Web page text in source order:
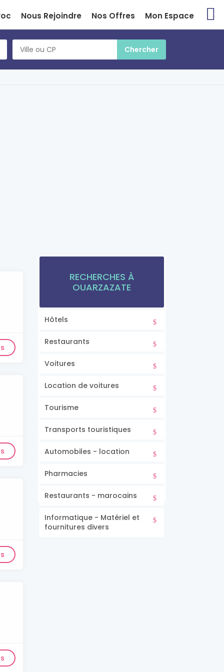
Nous Rejoindre Nos Offres Mon Espace
RECHERCHES À
OUARZAZATE
Hôtels
Restaurants
Voitures
Location de voitures
Tourisme
Transports touristiques
Automobiles - location
Pharmacies
Restaurants - marocains
Informatique - Matériel et
fournitures divers